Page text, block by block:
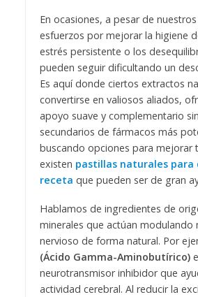
En ocasiones, a pesar de
esfuerzos por mejorar la higiene
estrés persistente o los
pueden seguir dificultando un
Es aquí donde ciertos extractos
convertirse en valiosos aliados,
apoyo suave y complementario
secundarios de fármacos más
buscando opciones para mejorar
existen pastillas naturales para
receta que pueden ser de gran
Hablamos de ingredientes de
minerales que actúan modulando
nervioso de forma natural. Por
(Ácido Gamma-Aminobutírico)
neurotransmisor inhibidor que
actividad cerebral. Al reducir la